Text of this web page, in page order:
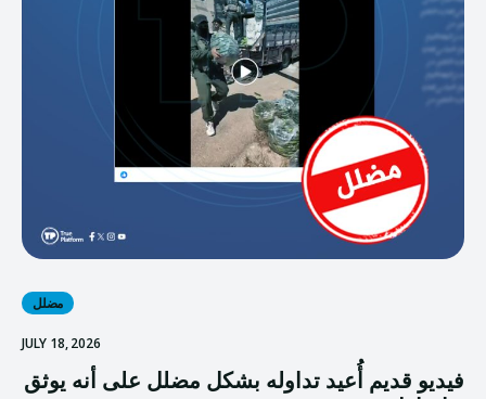
مضلل
JULY 18, 2026
فيديو قديم أُعيد تداوله بشكل مضلل على أنه يوثق